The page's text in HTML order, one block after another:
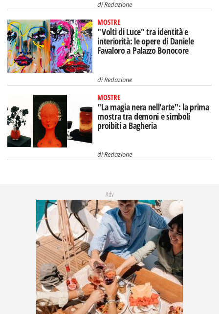
diRedazione
MOSTRE
"Volti di Luce" tra identità e
interiorità: le opere di Daniele
Favaloro a Palazzo Bonocore
diRedazione
MOSTRE
"La magia nera nell'arte": la prima
mostra tra demoni e simboli
proibiti a Bagheria
diRedazione
Adv